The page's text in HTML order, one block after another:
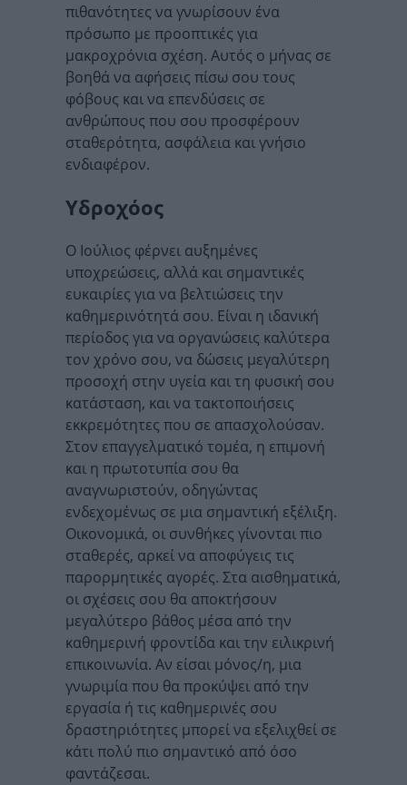
πιθανότητες να γνωρίσουν ένα
πρόσωπο με προοπτικές για
μακροχρόνια σχέση. Αυτός ο μήνας σε
βοηθά να αφήσεις πίσω σου τους
φόβους και να επενδύσεις σε
ανθρώπους που σου προσφέρουν
σταθερότητα, ασφάλεια και γνήσιο
ενδιαφέρον.
Υδροχόος
Ο Ιούλιος φέρνει αυξημένες
υποχρεώσεις, αλλά και σημαντικές
ευκαιρίες για να βελτιώσεις την
καθημερινότητά σου. Είναι η ιδανική
περίοδος για να οργανώσεις καλύτερα
τον χρόνο σου, να δώσεις μεγαλύτερη
προσοχή στην υγεία και τη φυσική σου
κατάσταση, και να τακτοποιήσεις
εκκρεμότητες που σε απασχολούσαν.
Στον επαγγελματικό τομέα, η επιμονή
και η πρωτοτυπία σου θα
αναγνωριστούν, οδηγώντας
ενδεχομένως σε μια σημαντική εξέλιξη.
Οικονομικά, οι συνθήκες γίνονται πιο
σταθερές, αρκεί να αποφύγεις τις
παρορμητικές αγορές. Στα αισθηματικά,
οι σχέσεις σου θα αποκτήσουν
μεγαλύτερο βάθος μέσα από την
καθημερινή φροντίδα και την ειλικρινή
επικοινωνία. Αν είσαι μόνος/η, μια
γνωριμία που θα προκύψει από την
εργασία ή τις καθημερινές σου
δραστηριότητες μπορεί να εξελιχθεί σε
κάτι πολύ πιο σημαντικό από όσο
φαντάζεσαι.